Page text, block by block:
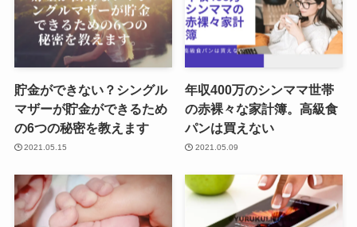
貯金ができない？シングル
マザーが貯金ができるため
の6つの秘密を教えます
2021.05.15
年収400万のシンママ世帯
の赤裸々な家計簿。高級食
パンは買えない
2021.05.09